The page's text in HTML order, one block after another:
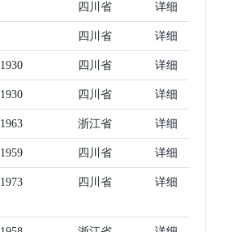
四川省 详细
四川省 详细
1930 四川省 详细
1930 四川省 详细
1963 浙江省 详细
1959 四川省 详细
1973 四川省 详细